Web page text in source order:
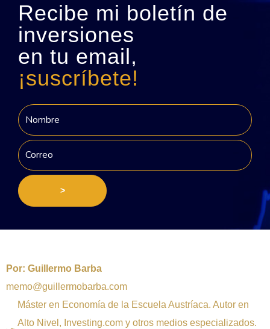
Recibe mi boletín de
inversiones
en tu email,
¡suscríbete!
>
Por: Guillermo Barba
memo@guillermobarba.com
Máster en Economía de la Escuela Austríaca. Autor en
Alto Nivel, Investing.com y otros medios especializados.